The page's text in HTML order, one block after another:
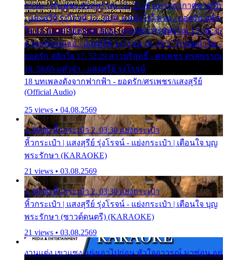
ธรรม - ศรเพชร ศรสุพรรณ 12. 35:26 ทหารอากาศขาดรัก
- แสงสุรีย์ รุ่งโรจน์ 13. 39:01 คนหัวใจโทรม - ยอดรัก สลัก
ใจ 14. 42:49 ไอ้หวังตายแน่ - ศรเพชร ศรสุพรรณ 15. 46:35
ธาตุแท้ของเธอ - แสงสุรีย์ รุ่งโรจน์ 16. 49:57 กำนันกำใน -
ยอดรัก สลักใจ 17. 52:29 สาวบริสุทธิ์ - ศรเพชร ศรสุพรรณ
18. 56:05 แต๋วจ๋า - แสงสุรีย์ รุ่งโรจน์
18 บทเพลงดังจากฟากฟ้า - ยอดรัก/ศรเพชร/แสงสุรีย์
(Official Audio)
25 views • 04.08.2569
1. 00:00 หิ้วกระเป๋า 2. 03:30 แย่งกระเป๋า
หิ้วกระเป๋า | แสงสุรีย์ รุ่งโรจน์ - แย่งกระเป๋า | เตือนใจ บุญ
พระรักษา (KARAOKE)
21 views • 03.08.2569
1. 00:00 หิ้วกระเป๋า 2. 03:30 แย่งกระเป๋า
หิ้วกระเป๋า | แสงสุรีย์ รุ่งโรจน์ - แย่งกระเป๋า | เตือนใจ บุญ
พระรักษา (ซาวด์ดนตรี) (KARAOKE)
21 views • 03.08.2569
งานแต่ง เขาแซง แย่งเอาไปก่อน หัวใจอาวรณ์ มาซ่อน อยู่